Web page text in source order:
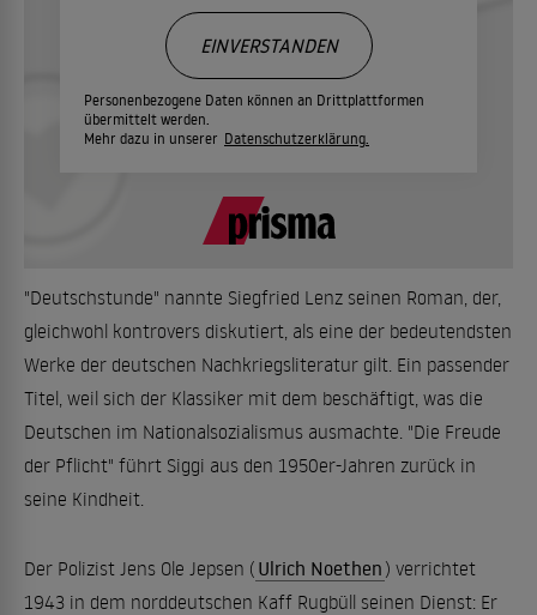
Personenbezogene Daten können an Drittplattformen
übermittelt werden.
Mehr dazu in unserer Datenschutzerklärung.
EINVERSTANDEN
"Deutschstunde" nannte Siegfried Lenz seinen Roman, der,
gleichwohl kontrovers diskutiert, als eine der bedeutendsten
Werke der deutschen Nachkriegsliteratur gilt. Ein passender
Titel, weil sich der Klassiker mit dem beschäftigt, was die
Deutschen im Nationalsozialismus ausmachte. "Die Freude
der Pflicht" führt Siggi aus den 1950er-Jahren zurück in
seine Kindheit.
Der Polizist Jens Ole Jepsen ( Ulrich Noethen ) verrichtet
1943 in dem norddeutschen Kaff Rugbüll seinen Dienst: Er